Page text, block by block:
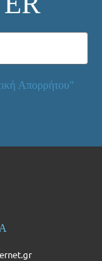
Απορρήτου"